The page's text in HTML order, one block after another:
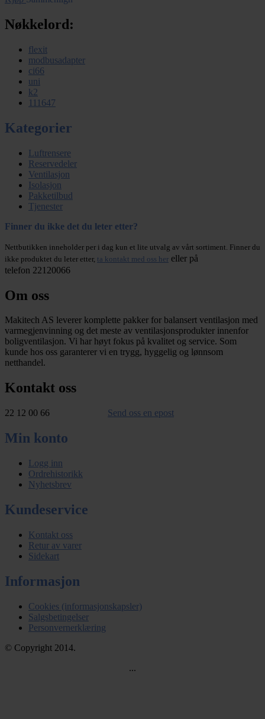
Nøkkelord:
flexit
modbusadapter
ci66
uni
k2
111647
Kategorier
Luftrensere
Reservedeler
Ventilasjon
Isolasjon
Pakketilbud
Tjenester
Finner du ikke det du leter etter?
Nettbutikken inneholder per i dag kun et lite utvalg av vårt sortiment. Finner du
ikke produktet du leter etter, ta kontakt med oss her eller på
telefon 22120066
Om oss
Makitech AS leverer komplette pakker for balansert ventilasjon med
varmegjenvinning og det meste av ventilasjonsprodukter innenfor
boligventilasjon. Vi har høyt fokus på kvalitet og service. Som
kunde hos oss garanterer vi en trygg, hyggelig og lønnsom
netthandel.
Kontakt oss
22 12 00 66 Send oss en epost
Min konto
Logg inn
Ordrehistorikk
Nyhetsbrev
Kundeservice
Kontakt oss
Retur av varer
Sidekart
Informasjon
Cookies (informasjonskapsler)
Salgsbetingelser
Personvernerklæring
© Copyright 2014.
...